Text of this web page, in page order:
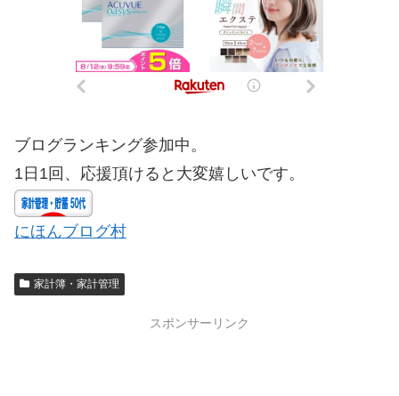
ブログランキング参加中。
1日1回、応援頂けると大変嬉しいです。
にほんブログ村
家計簿・家計管理
スポンサーリンク